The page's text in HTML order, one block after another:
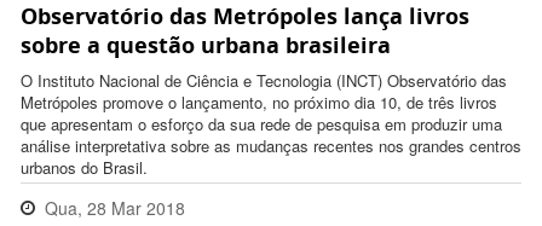
17:49:00 -0300
Observatório das Metrópoles lança livros
sobre a questão urbana brasileira
O Instituto Nacional de Ciência e Tecnologia (INCT) Observatório das
Metrópoles promove o lançamento, no próximo dia 10, de três livros
que apresentam o esforço da sua rede de pesquisa em produzir uma
análise interpretativa sobre as mudanças recentes nos grandes centros
urbanos do Brasil.
Qua, 28 Mar 2018